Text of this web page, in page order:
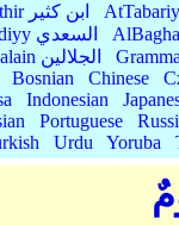
IbnKathir ابن كثير
AsSaadiyy السعدي
AlJalalain الجلالين
Bosnian Chinese
Indonesian
Portuguese
Urdu Yoruba